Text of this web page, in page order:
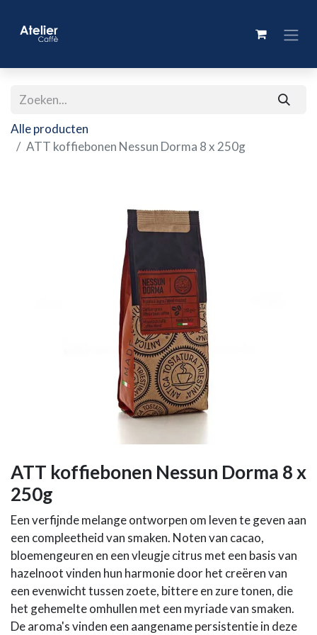
Alle producten
ATT koffiebonen Nessun Dorma 8 x 250g
ATT koffiebonen Nessun Dorma 8 x
250g
Een verfijnde melange ontworpen om leven te geven aan
een compleetheid van smaken. Noten van cacao,
bloemengeuren en een vleugje citrus met een basis van
hazelnoot vinden hun harmonie door het creëren van
een evenwicht tussen zoete, bittere en zure tonen, die
het gehemelte omhullen met een myriade van smaken.
De aroma's vinden een aangename persistentie in deze